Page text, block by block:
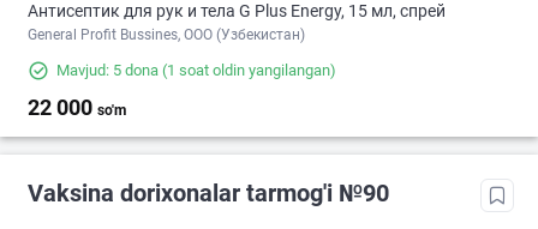
Антисептик для рук и тела G Plus Energy, 15 мл, спрей
General Profit Bussines, ООО (Узбекистан)
Mavjud: 5 dona (1 soat oldin yangilangan)
22 000 so'm
Vaksina dorixonalar tarmog'i №90